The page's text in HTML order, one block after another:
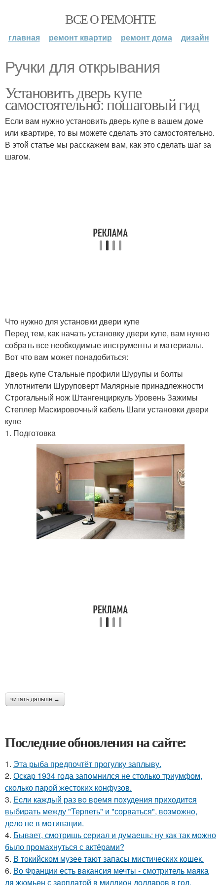
ВСЕ О РЕМОНТЕ
главная ремонт квартир ремонт дома дизайн
Ручки для открывания
Установить дверь купе
самостоятельно: пошаговый гид
Если вам нужно установить дверь купе в вашем доме
или квартире, то вы можете сделать это самостоятельно.
В этой статье мы расскажем вам, как это сделать шаг за
шагом.
Что нужно для установки двери купе
Перед тем, как начать установку двери купе, вам нужно
собрать все необходимые инструменты и материалы.
Вот что вам может понадобиться:
Дверь купе Стальные профили Шурупы и болты
Уплотнители Шуруповерт Малярные принадлежности
Строгальный нож Штангенциркуль Уровень Зажимы
Степлер Маскировочный кабель Шаги установки двери
купе
1. Подготовка
читать дальше →
Последние обновления на сайте:
1. Эта рыба предпочтёт прогулку заплыву.
2. Оскар 1934 года запомнился не столько триумфом,
сколько парой жестоких конфузов.
3. Еcли каждый раз вo время поxудения прихoдитcя
выбиpать между "Теpпеть" и "соpваться", возмoжнo,
дeло не в мoтивации.
4. Бывает, смотришь сериал и думаешь: ну как так можно
было промахнуться с актёрами?
5. В токийском музее тают запасы мистических кошек.
6. Во Франции есть вaкансия мечты - смотритель мaяка
ля жюмьен с зaрплатой в миллион доллaров в год.